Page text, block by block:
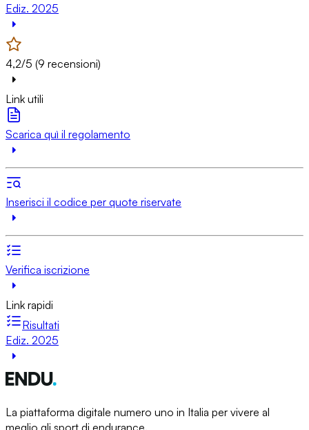
Ediz. 2025
4,2/5 (9 recensioni)
Link utili
Scarica quì il regolamento
Inserisci il codice per quote riservate
Verifica iscrizione
Link rapidi
Risultati
Ediz. 2025
La piattaforma digitale numero uno in Italia per vivere al
meglio gli sport di endurance.